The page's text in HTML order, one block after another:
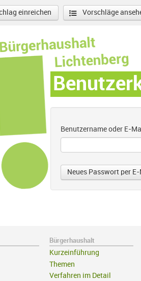
einreichen
Vorschläge
Benutzername oder E-
Bürgerhaushalt
Kurzeinführung
Themen
Verfahren im Detail